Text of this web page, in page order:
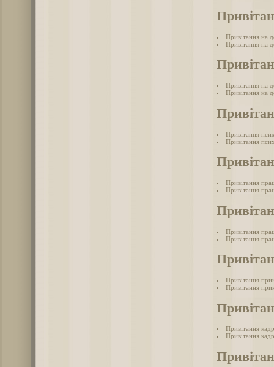
Привітання на
Привітання на
Привітання на
Привітання на
Привітання
Привітання
Привітання
Привітання
Привітання
Привітання
Привітання
Привітання
Привітання
Привітання